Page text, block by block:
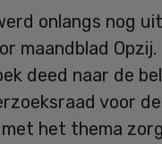
onlangs nog
maandblad
deed naar de
voor
het thema